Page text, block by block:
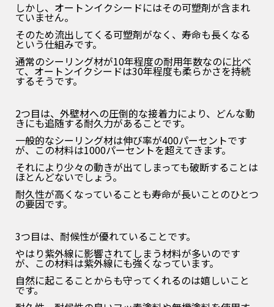
しかし、オートンイクシードにはその可塑剤が含まれ
ていません。
そのため流出してくる可塑剤がなく、寿命も長くなる
という仕組みです。
通常のシーリング材が10年程度の耐用年数なのに比べ
て、オートンイクシードは30年程度も柔らかさを持続
するそうです。
2つ目は、外壁材への圧倒的な接着力により、どんな動
きにも追随する耐久力があることです。
一般的なシーリング材は伸び率が400パーセントです
が、この材料は1000パーセントを超えてきます。
それにより少々の動きが出てしまっても破断することは
ほとんどないでしょう。
耐久性が高くなっていることも寿命が長いことのひとつ
の要因です。
3つ目は、耐候性が優れていることです。
やはり紫外線に影響されてしまう材料が多いのです
が、この材料は紫外線にも強くなっています。
自然に起こることからも守ってくれるのは嬉しいこと
です。